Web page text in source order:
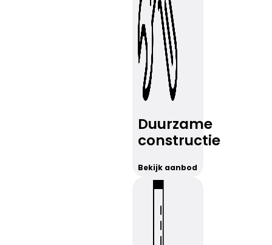
Duurzame
constructie
Bekijk aanbod